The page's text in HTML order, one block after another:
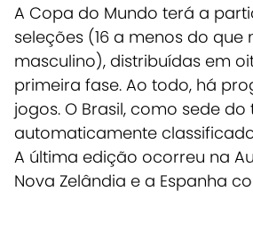
A Copa do Mundo terá a
seleções (16 a menos do que
masculino), distribuídas em
primeira fase. Ao todo, há
jogos. O Brasil, como sede do
automaticamente
A última edição ocorreu na
Nova Zelândia e a Espanha